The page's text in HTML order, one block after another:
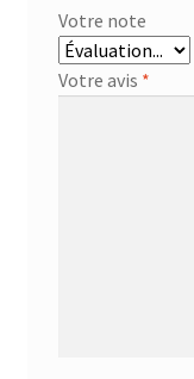
Votre note
Votre avis *